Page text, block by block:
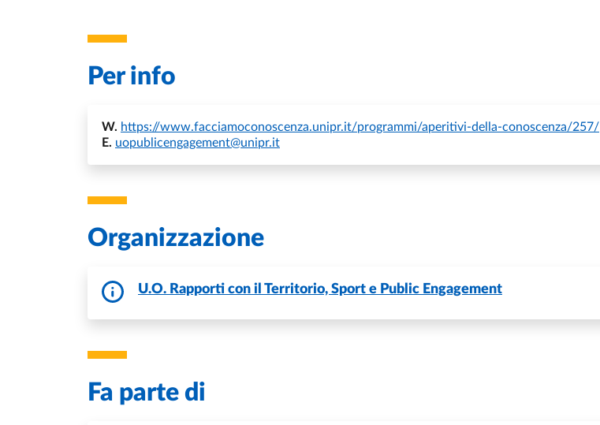
Per info
W. https://www.facciamoconoscenza.unipr.it/programmi/aperitivi-della-conoscenza/257/
E. uopublicengagement@unipr.it
Organizzazione
U.O. Rapporti con il Territorio, Sport e Public Engagement
Fa parte di